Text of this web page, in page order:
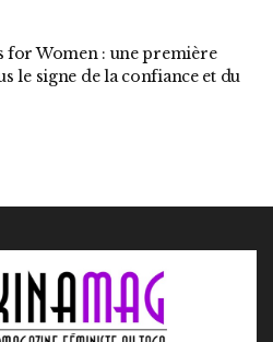
for Women : une première
le signe de la confiance et du